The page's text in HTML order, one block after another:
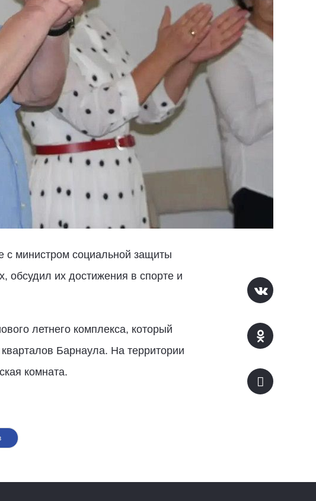
с министром социальной защиты
обсудил их достижения в спорте и
летнего комплекса, который
Барнаула. На территории
комната.